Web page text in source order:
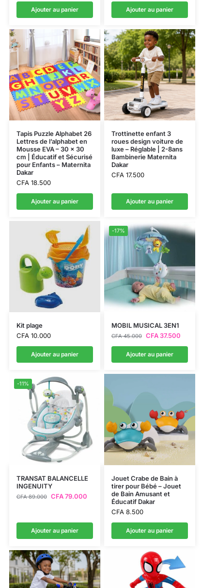
Ajouter au panier Ajouter au panier
Tapis Puzzle Alphabet 26
Lettres de l’alphabet en
Mousse EVA – 30 x 30
cm | Éducatif et Sécurisé
pour Enfants – Maternita
Dakar
CFA18.500
Ajouter au panier
Trottinette enfant 3
roues design voiture de
luxe – Réglable | 2-8ans
Bambinerie Maternita
Dakar
CFA17.500
Ajouter au panier
Kit plage
CFA10.000
Ajouter au panier
-17%
MOBIL MUSICAL 3EN1
CFA45.000 CFA37.500
Ajouter au panier
-11%
TRANSAT BALANCELLE
INGENUITY
CFA89.000 CFA79.000
Ajouter au panier
Jouet Crabe de Bain à
tirer pour Bébé – Jouet
de Bain Amusant et
Éducatif Dakar
CFA8.500
Ajouter au panier